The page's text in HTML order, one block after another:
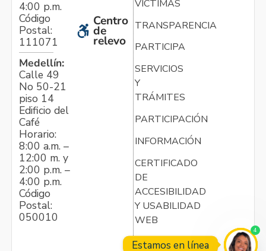
4:00 p.m.
Código
Postal:
111071
Medellín:
Calle 49
No 50-21
piso 14
Edificio del
Café
Horario:
8:00 a.m. –
12:00 m. y
2:00 p.m. –
4:00 p.m.
Código
Postal:
050010
Centro
de
relevo
VÍCTIMAS
TRANSPARENCIA
PARTICIPA
SERVICIOS
Y
TRÁMITES
PARTICIPACIÓN
INFORMACIÓN
CERTIFICADO
DE
ACCESIBILIDAD
Y USABILIDAD
WEB
Estamos en línea
4